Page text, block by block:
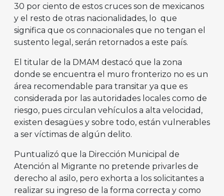
30 por ciento de estos cruces son de mexicanos
y el resto de otras nacionalidades, lo que
significa que os connacionales que no tengan el
sustento legal, serán retornados a este país.
El titular de la DMAM destacó que la zona
donde se encuentra el muro fronterizo no es un
área recomendable para transitar ya que es
considerada por las autoridades locales como de
riesgo, pues circulan vehículos a alta velocidad,
existen desagües y sobre todo, están vulnerables
a ser víctimas de algún delito.
Puntualizó que la Dirección Municipal de
Atención al Migrante no pretende privarles de
derecho al asilo, pero exhorta a los solicitantes a
realizar su ingreso de la forma correcta y como